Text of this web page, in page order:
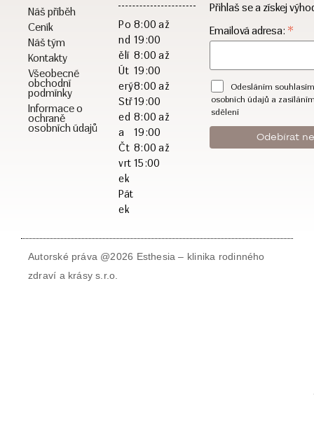
Náš příběh
Ceník
Náš tým
Kontakty
Všeobecné
obchodní
podmínky
Informace o
ochraně
osobních údajů
Po
nd
ělí
Út
erý
Stř
ed
a
Čt
vrt
ek
Pát
ek
8:00 až
19:00
8:00 až
19:00
8:00 až
19:00
8:00 až
19:00
8:00 až
15:00
Přihlaš se a získej
Emailová adresa: *
Odesláním
osobních údajů a
sdělení
Autorské práva @2026 Esthesia – klinika rodinného
zdraví a krásy s.r.o.